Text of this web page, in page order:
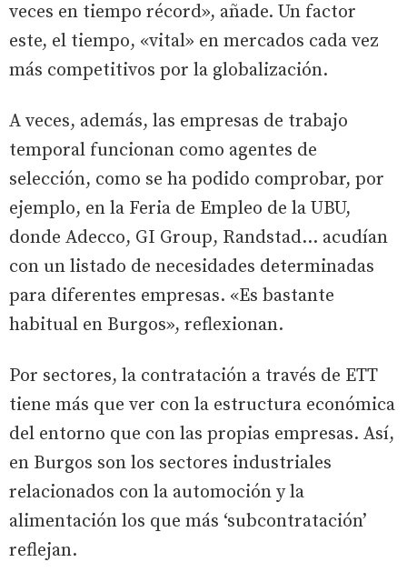
veces en tiempo récord», añade. Un factor
este, el tiempo, «vital» en mercados cada vez
más competitivos por la globalización.
A veces, además, las empresas de trabajo
temporal funcionan como agentes de
selección, como se ha podido comprobar, por
ejemplo, en la Feria de Empleo de la UBU,
donde Adecco, GI Group, Randstad... acudían
con un listado de necesidades determinadas
para diferentes empresas. «Es bastante
habitual en Burgos», reflexionan.
Por sectores, la contratación a través de ETT
tiene más que ver con la estructura económica
del entorno que con las propias empresas. Así,
en Burgos son los sectores industriales
relacionados con la automoción y la
alimentación los que más ‘subcontratación’
reflejan.